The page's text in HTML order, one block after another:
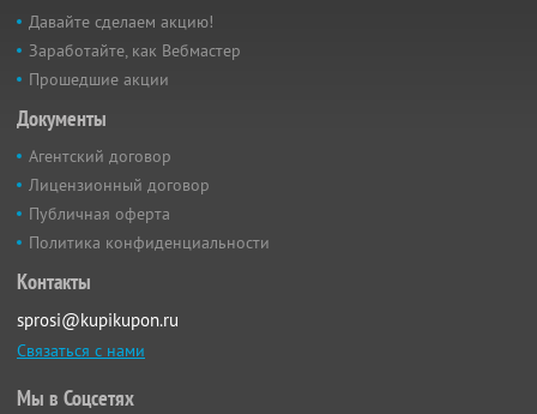
Давайте сделаем акцию!
Заработайте, как Вебмастер
Прошедшие акции
Документы
Агентский договор
Лицензионный договор
Публичная оферта
Политика конфиденциальности
Контакты
sprosi@kupikupon.ru
Связаться с нами
Мы в Соцсетях